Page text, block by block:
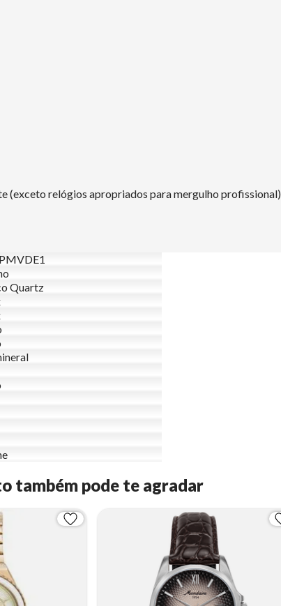
(exceto relógios apropriados para mergulho profissional)
Quartz
também pode te agradar